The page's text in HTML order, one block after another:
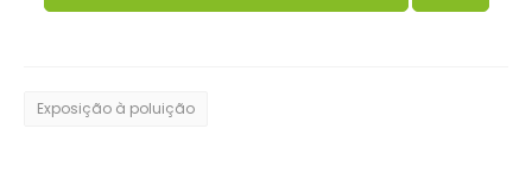
Exposição à poluição